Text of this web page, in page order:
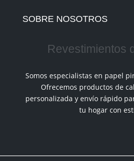
SOBRE NOSOTROS
Revestimientos
Somos especialistas en papel
Ofrecemos productos de
personalizada y envío rápido
tu hogar con